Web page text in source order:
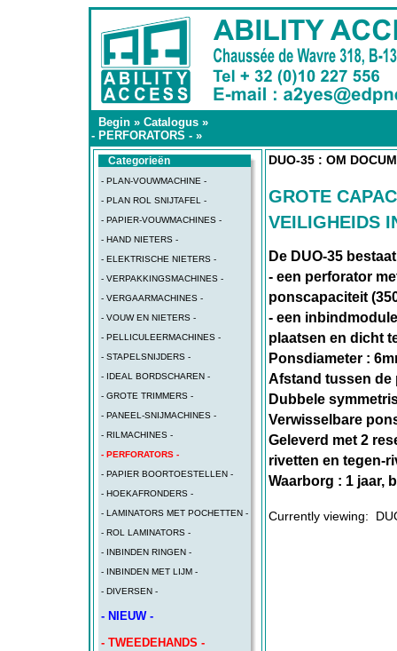
Begin » Catalogus »
- PERFORATORS - »
Categorieën
- PLAN-VOUWMACHINE -
- PLAN ROL SNIJTAFEL -
- PAPIER-VOUWMACHINES -
- HAND NIETERS -
- ELEKTRISCHE NIETERS -
- VERPAKKINGSMACHINES -
- VERGAARMACHINES -
- VOUW EN NIETERS -
- PELLICULEERMACHINES -
- STAPELSNIJDERS -
- IDEAL BORDSCHAREN -
- GROTE TRIMMERS -
- PANEEL-SNIJMACHINES -
- RILMACHINES -
- PERFORATORS -
- PAPIER BOORTOESTELLEN -
- HOEKAFRONDERS -
- LAMINATORS MET POCHETTEN -
- ROL LAMINATORS -
- INBINDEN RINGEN -
- INBINDEN MET LIJM -
- DIVERSEN -
- NIEUW -
- TWEEDEHANDS -
DUO-35 : OM
GROTE
VEILIGHEIDS
De DUO-35
- een perforator
ponscapaciteit
- een
plaatsen en dicht
Ponsdiameter :
Afstand tussen de
Dubbele
Verwisselbare
Geleverd met 2
rivetten en tegen-
Waarborg : 1 jaar,
Currently viewing: